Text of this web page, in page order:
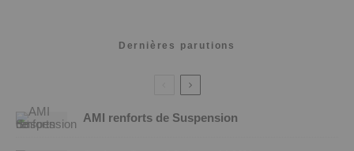
Dernières parutions
AMI renforts de Suspension